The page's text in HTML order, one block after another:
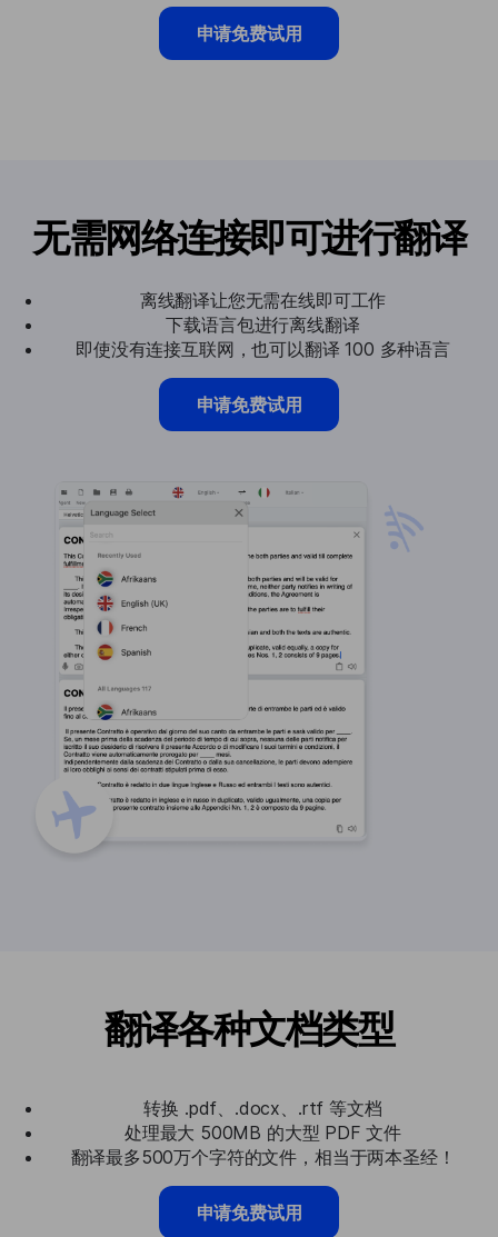
申请免费试用
无需网络连接即可进行翻译
离线翻译让您无需在线即可工作
下载语言包进行离线翻译
即使没有连接互联网，也可以翻译 100 多种语言
申请免费试用
翻译各种文档类型
转换 .pdf、.docx、.rtf 等文档
处理最大 500MB 的大型 PDF 文件
翻译最多500万个字符的文件，相当于两本圣经！
申请免费试用